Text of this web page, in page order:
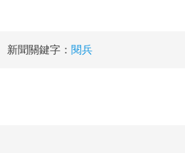
新聞關鍵字： 閱兵